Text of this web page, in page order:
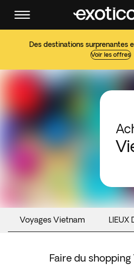
Des destinations surprenantes
Voir les offres
Voyages Vietnam LIEUX
Faire du